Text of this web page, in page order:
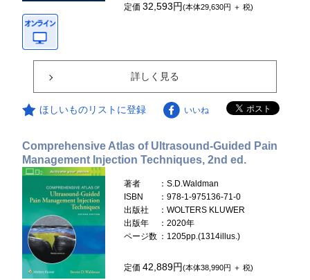
定価32,593円(本体29,630円 ＋ 税)
詳しく見る
ほしいものリストに登録 いいね
Comprehensive Atlas of Ultrasound-Guided Pain
Management Injection Techniques, 2nd ed.
著者
：S.D.Waldman
ISBN
：978-1-975136-71-0
出版社
：WOLTERS KLUWER
出版年
：2020年
ページ数 ：1205pp.(1314illus.)
定価42,889円(本体38,990円 ＋ 税)